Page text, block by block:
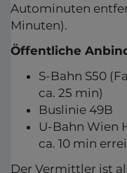
Autominuten
Minuten).
Öffentliche
S-Bahn S50
ca. 25 min)
Buslinie 49B
U-Bahn Wien
ca. 10 min
Der Vermittler ist